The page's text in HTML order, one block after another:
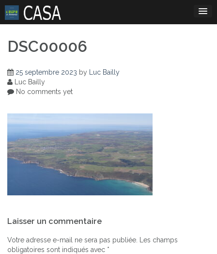
Skip
content
DSC00006
25 septembre 2023 by Luc Bailly
Luc Bailly
No comments yet
de
l’article
Laisser un commentaire
Votre adresse e-mail ne sera pas publiée. Les champs
obligatoires sont indiqués avec *